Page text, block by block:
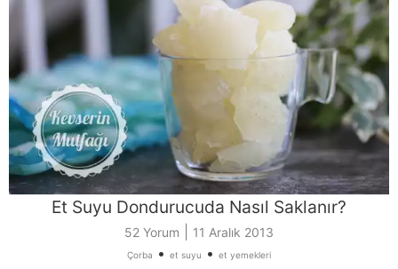
Et Suyu Dondurucuda Nasıl Saklanır?
52 Yorum 11 Aralık 2013
Çorba • et suyu • et yemekleri